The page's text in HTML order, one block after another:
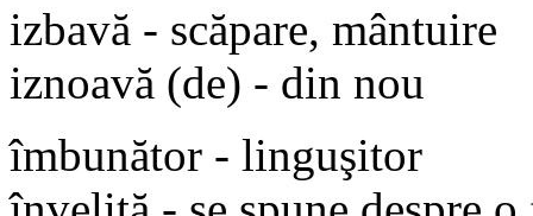
izbavă - scăpare, mântuire
iznoavă (de) - din nou
îmbunător - linguşitor